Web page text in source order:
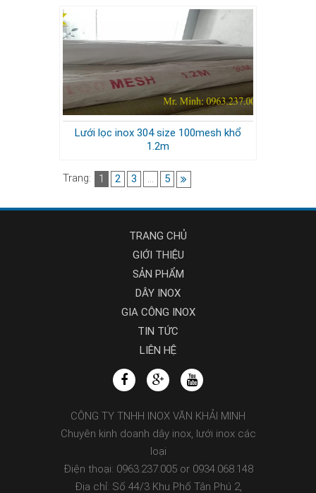
Lưới lọc inox 304 size 100mesh khổ
1.2m
Trang: 1 2 3 … 5
TRANG CHỦ
GIỚI THIỆU
SẢN PHẨM
DÂY INOX
GIA CÔNG INOX
TIN TỨC
LIÊN HỆ
CÔNG TY TNHH INOX VĂN KHẢI MINH
Chuyên kinh doanh dây inox, lưới inox các
loại
Điện thoại: 0963.237.005 or 0934.068.148
Địa chỉ: Số 44/3 Khu Phố Tân Phú 2,